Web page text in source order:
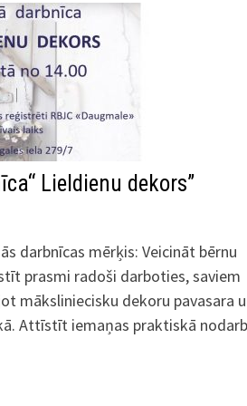
Lieldienu dekors”
darbnīcas mērķis: Veicināt bērnu
prasmi radoši darboties, saviem
māksliniecisku dekoru pavasara
Attīstīt iemaņas praktiskā